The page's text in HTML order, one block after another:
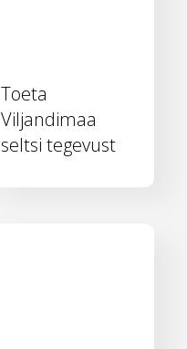
Toeta
Viljandimaa
seltsi tegevust